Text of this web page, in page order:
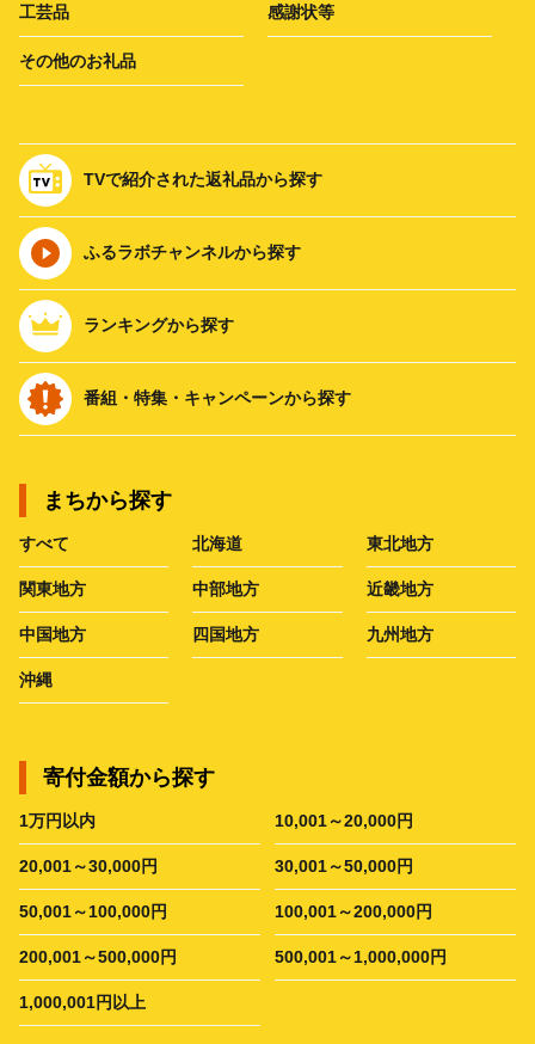
工芸品 感謝状等
その他のお礼品
TVで紹介された返礼品から探す
ふるラボチャンネルから探す
ランキングから探す
番組・特集・キャンペーンから探す
まちから探す
すべて 北海道 東北地方
関東地方 中部地方 近畿地方
中国地方 四国地方 九州地方
沖縄
寄付金額から探す
1万円以内 10,001～20,000円
20,001～30,000円 30,001～50,000円
50,001～100,000円 100,001～200,000円
200,001～500,000円 500,001～1,000,000円
1,000,001円以上